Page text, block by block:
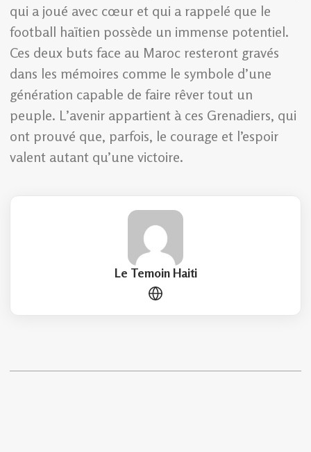
qui a joué avec cœur et qui a rappelé que le
football haïtien possède un immense potentiel.
Ces deux buts face au Maroc resteront gravés
dans les mémoires comme le symbole d’une
génération capable de faire rêver tout un
peuple. L’avenir appartient à ces Grenadiers, qui
ont prouvé que, parfois, le courage et l’espoir
valent autant qu’une victoire.
Le Temoin Haiti